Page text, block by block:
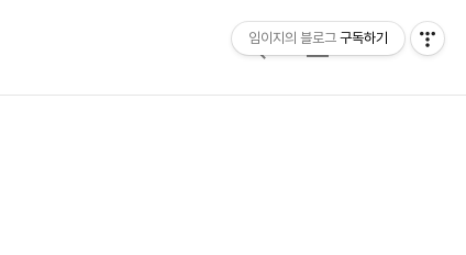
검
메
임이지의 블로그 구독하기